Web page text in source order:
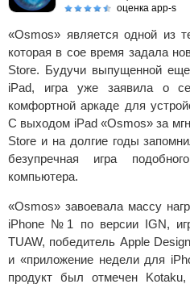
оценка app-s
«Osmos» является одной из
которая в сое время задала
Store. Будучи выпущенной
iPad, игра уже заявила о
комфортной аркаде для
С выходом iPad «Osmos» за
Store и на долгие годы
безупречная игра
компьютера.
«Osmos» завоевала массу
iPhone №1 по версии IGN,
TUAW, победитель Apple
и «приложение недели для
продукт был отмечен Kotaku,